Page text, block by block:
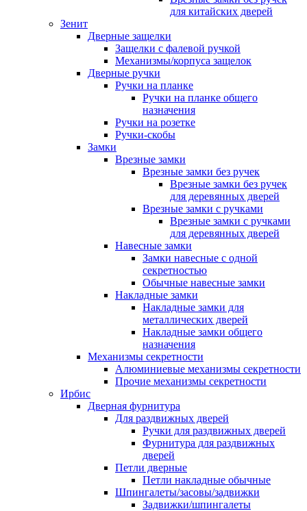
для китайских дверей
Зенит
Дверные защелки
Защелки с фалевой ручкой
Механизмы/корпуса защелок
Дверные ручки
Ручки на планке
Ручки на планке общего
назначения
Ручки на розетке
Ручки-скобы
Замки
Врезные замки
Врезные замки без ручек
Врезные замки без ручек
для деревянных дверей
Врезные замки с ручками
Врезные замки с ручками
для деревянных дверей
Навесные замки
Замки навесные с одной
секретностью
Обычные навесные замки
Накладные замки
Накладные замки для
металлических дверей
Накладные замки общего
назначения
Механизмы секретности
Алюминиевые механизмы секретности
Прочие механизмы секретности
Ирбис
Дверная фурнитура
Для раздвижных дверей
Ручки для раздвижных дверей
Фурнитура для раздвижных
дверей
Петли дверные
Петли накладные обычные
Шпингалеты/засовы/задвижки
Задвижки/шпингалеты